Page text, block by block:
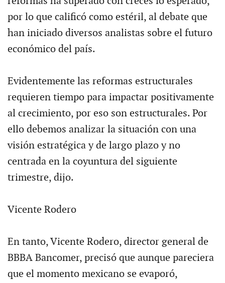
por lo que calificó como estéril, al debate que
han iniciado diversos analistas sobre el futuro
económico del país.
Evidentemente las reformas estructurales
requieren tiempo para impactar positivamente
al crecimiento, por eso son estructurales. Por
ello debemos analizar la situación con una
visión estratégica y de largo plazo y no
centrada en la coyuntura del siguiente
trimestre, dijo.
Vicente Rodero
En tanto, Vicente Rodero, director general de
BBBA Bancomer, precisó que aunque pareciera
que el momento mexicano se evaporó,